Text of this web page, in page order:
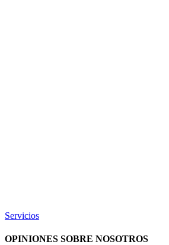
Servicios
OPINIONES SOBRE NOSOTROS